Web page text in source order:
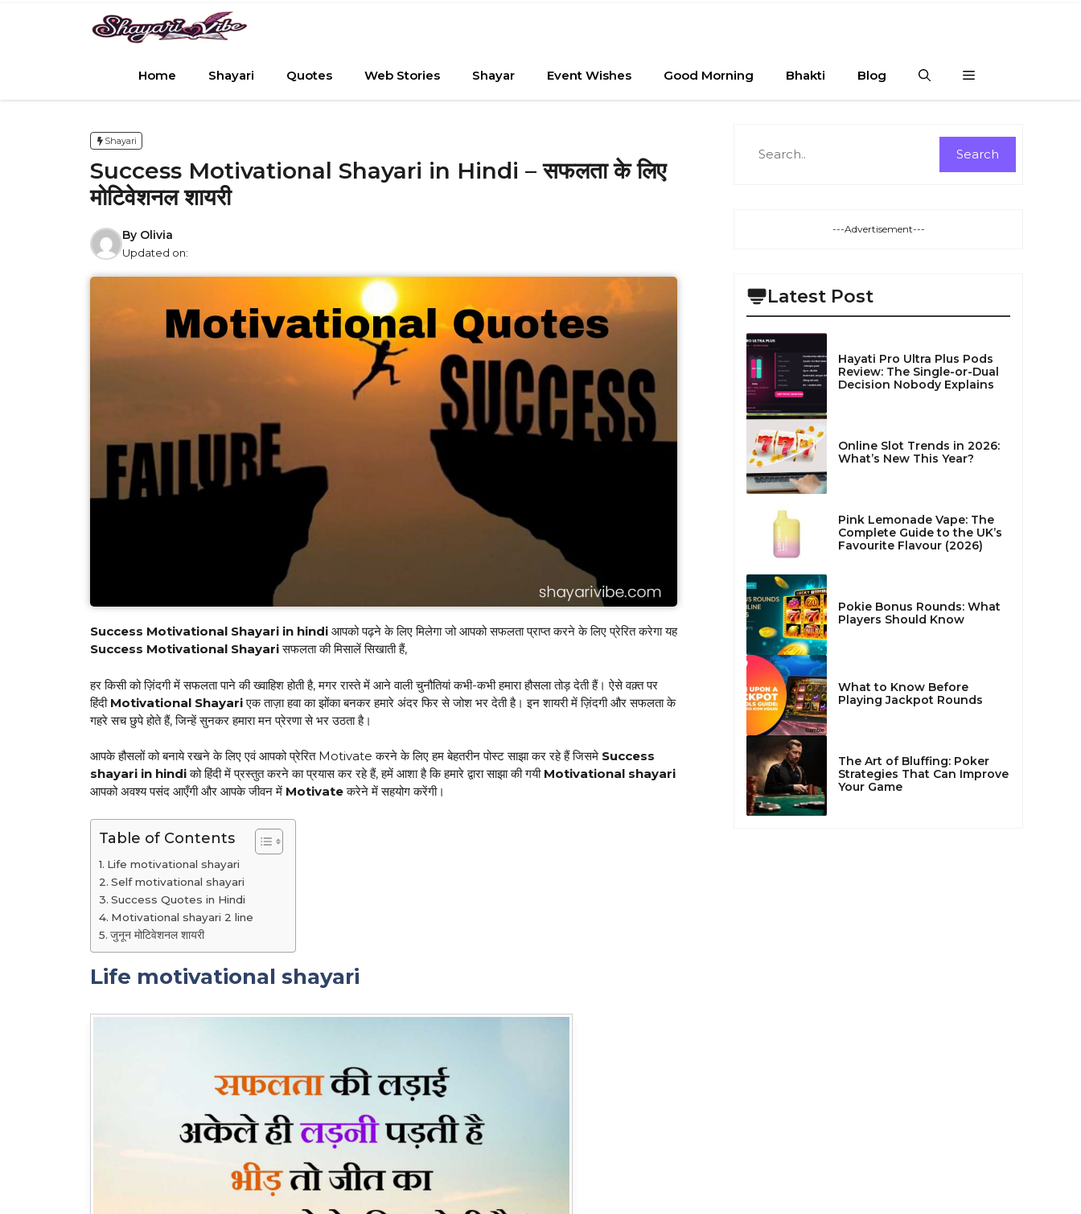
Home
Shayari Quotes Web Stories Shayar Event Wishes Good Morning Bhakti Blog
Shayari
Success Motivational Shayari in Hindi – सफलता के लिए
मोटिवेशनल शायरी
By Olivia
Updated on:
Success Motivational Shayari in hindi आपको पढ़ने के लिए मिलेगा जो आपको सफलता प्राप्त करने के लिए प्रेरित करेगा यह
Success Motivational Shayariसफलता की मिसालें सिखाती हैं,
हर किसी को ज़िंदगी में सफलता पाने की ख्वाहिश होती है, मगर रास्ते में आने वाली चुनौतियां कभी-कभी हमारा हौसला तोड़ देती हैं। ऐसे वक़्त पर
हिंदी Motivational Shayariएक ताज़ा हवा का झोंका बनकर हमारे अंदर फिर से जोश भर देती है। इन शायरी में ज़िंदगी और सफलता के
गहरे सच छुपे होते हैं, जिन्हें सुनकर हमारा मन प्रेरणा से भर उठता है।
आपके हौसलों को बनाये रखने के लिए एवं आपको प्रेरित Motivate करने के लिए हम बेहतरीन पोस्ट साझा कर रहे हैं जिसमे Success
shayari in hindiको हिंदी में प्रस्तुत करने का प्रयास कर रहे हैं, हमें आशा है कि हमारे द्वारा साझा की गयी Motivational shayari
आपको अवश्य पसंद आएँगी और आपके जीवन में Motivateकरेने में सहयोग करेंगी।
Table of Contents
Life motivational shayari
Self motivational shayari
Success Quotes​ in Hindi
Motivational shayari 2 line
जुनून मोटिवेशनल शायरी
Life motivational shayari
Search
---Advertisement---
Latest Post
Hayati Pro Ultra Plus Pods
Review: The Single-or-Dual
Decision Nobody Explains
Online Slot Trends in 2026:
What’s New This Year?
Pink Lemonade Vape: The
Complete Guide to the UK’s
Favourite Flavour (2026)
Pokie Bonus Rounds: What
Players Should Know
What to Know Before
Playing Jackpot Rounds
The Art of Bluffing: Poker
Strategies That Can Improve
Your Game